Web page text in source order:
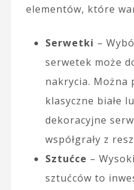
elementów, które
Serwetki –
serwetek może
nakrycia. Można
klasyczne białe
dekoracyjne
współgrały z
Sztućce –
sztućców to